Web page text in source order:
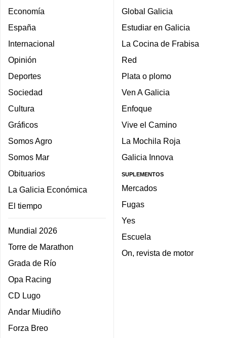
Economía
España
Internacional
Opinión
Deportes
Sociedad
Cultura
Gráficos
Somos Agro
Somos Mar
Obituarios
La Galicia Económica
El tiempo
Mundial 2026
Torre de Marathon
Grada de Río
Opa Racing
CD Lugo
Andar Miudiño
Forza Breo
Global Galicia
Estudiar en Galicia
La Cocina de Frabisa
Red
Plata o plomo
Ven A Galicia
Enfoque
Vive el Camino
La Mochila Roja
Galicia Innova
SUPLEMENTOS
Mercados
Fugas
Yes
Escuela
On, revista de motor